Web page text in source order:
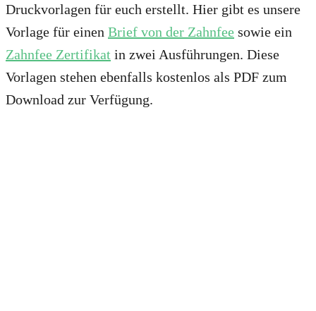
Druckvorlagen für euch erstellt. Hier gibt es unsere
Vorlage für einen Brief von der Zahnfee sowie ein
Zahnfee Zertifikat in zwei Ausführungen. Diese
Vorlagen stehen ebenfalls kostenlos als PDF zum
Download zur Verfügung.